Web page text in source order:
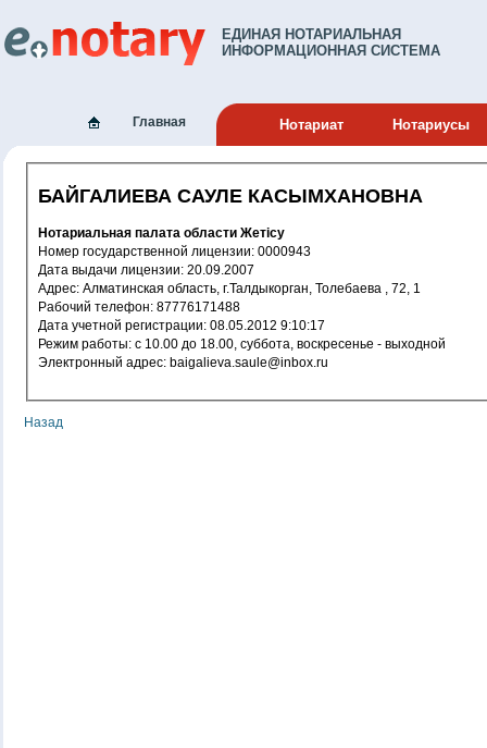
ЕДИНАЯ НОТАРИАЛЬНАЯ
ИНФОРМАЦИОННАЯ СИСТЕМА
Главная Нотариат Нотариусы
БАЙГАЛИЕВА САУЛЕ КАСЫМХАНОВНА
Нотариальная палата области Жетісу
Номер государственной лицензии: 0000943
Дата выдачи лицензии: 20.09.2007
Адрес: Алматинская область, г.Талдыкорган, Толебаева , 72, 1
Рабочий телефон: 87776171488
Дата учетной регистрации: 08.05.2012 9:10:17
Режим работы: с 10.00 до 18.00, суббота, воскресенье - выходной
Электронный адрес: baigalieva.saule@inbox.ru
Назад